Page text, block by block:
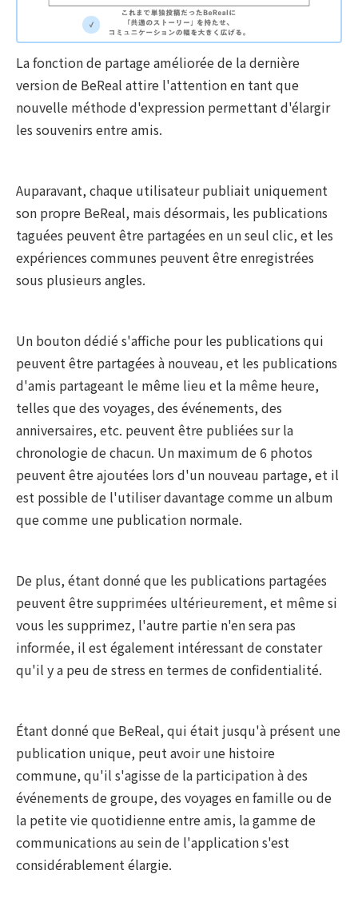
La fonction de partage améliorée de la dernière
version de BeReal attire l'attention en tant que
nouvelle méthode d'expression permettant d'élargir
les souvenirs entre amis.
Auparavant, chaque utilisateur publiait uniquement
son propre BeReal, mais désormais, les publications
taguées peuvent être partagées en un seul clic, et les
expériences communes peuvent être enregistrées
sous plusieurs angles.
Un bouton dédié s'affiche pour les publications qui
peuvent être partagées à nouveau, et les publications
d'amis partageant le même lieu et la même heure,
telles que des voyages, des événements, des
anniversaires, etc. peuvent être publiées sur la
chronologie de chacun. Un maximum de 6 photos
peuvent être ajoutées lors d'un nouveau partage, et il
est possible de l'utiliser davantage comme un album
que comme une publication normale.
De plus, étant donné que les publications partagées
peuvent être supprimées ultérieurement, et même si
vous les supprimez, l'autre partie n'en sera pas
informée, il est également intéressant de constater
qu'il y a peu de stress en termes de confidentialité.
Étant donné que BeReal, qui était jusqu'à présent une
publication unique, peut avoir une histoire
commune, qu'il s'agisse de la participation à des
événements de groupe, des voyages en famille ou de
la petite vie quotidienne entre amis, la gamme de
communications au sein de l'application s'est
considérablement élargie.